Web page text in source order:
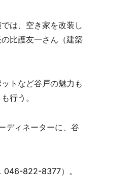
は、空き家を改装し
比護友一さん（建築
トなど谷戸の魅力も
行う。
ディネーターに、谷
046-822-8377）。